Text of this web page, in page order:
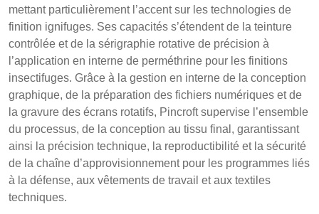
mettant particulièrement l’accent sur les technologies de
finition ignifuges. Ses capacités s’étendent de la teinture
contrôlée et de la sérigraphie rotative de précision à
l’application en interne de perméthrine pour les finitions
insectifuges. Grâce à la gestion en interne de la conception
graphique, de la préparation des fichiers numériques et de
la gravure des écrans rotatifs, Pincroft supervise l’ensemble
du processus, de la conception au tissu final, garantissant
ainsi la précision technique, la reproductibilité et la sécurité
de la chaîne d’approvisionnement pour les programmes liés
à la défense, aux vêtements de travail et aux textiles
techniques.